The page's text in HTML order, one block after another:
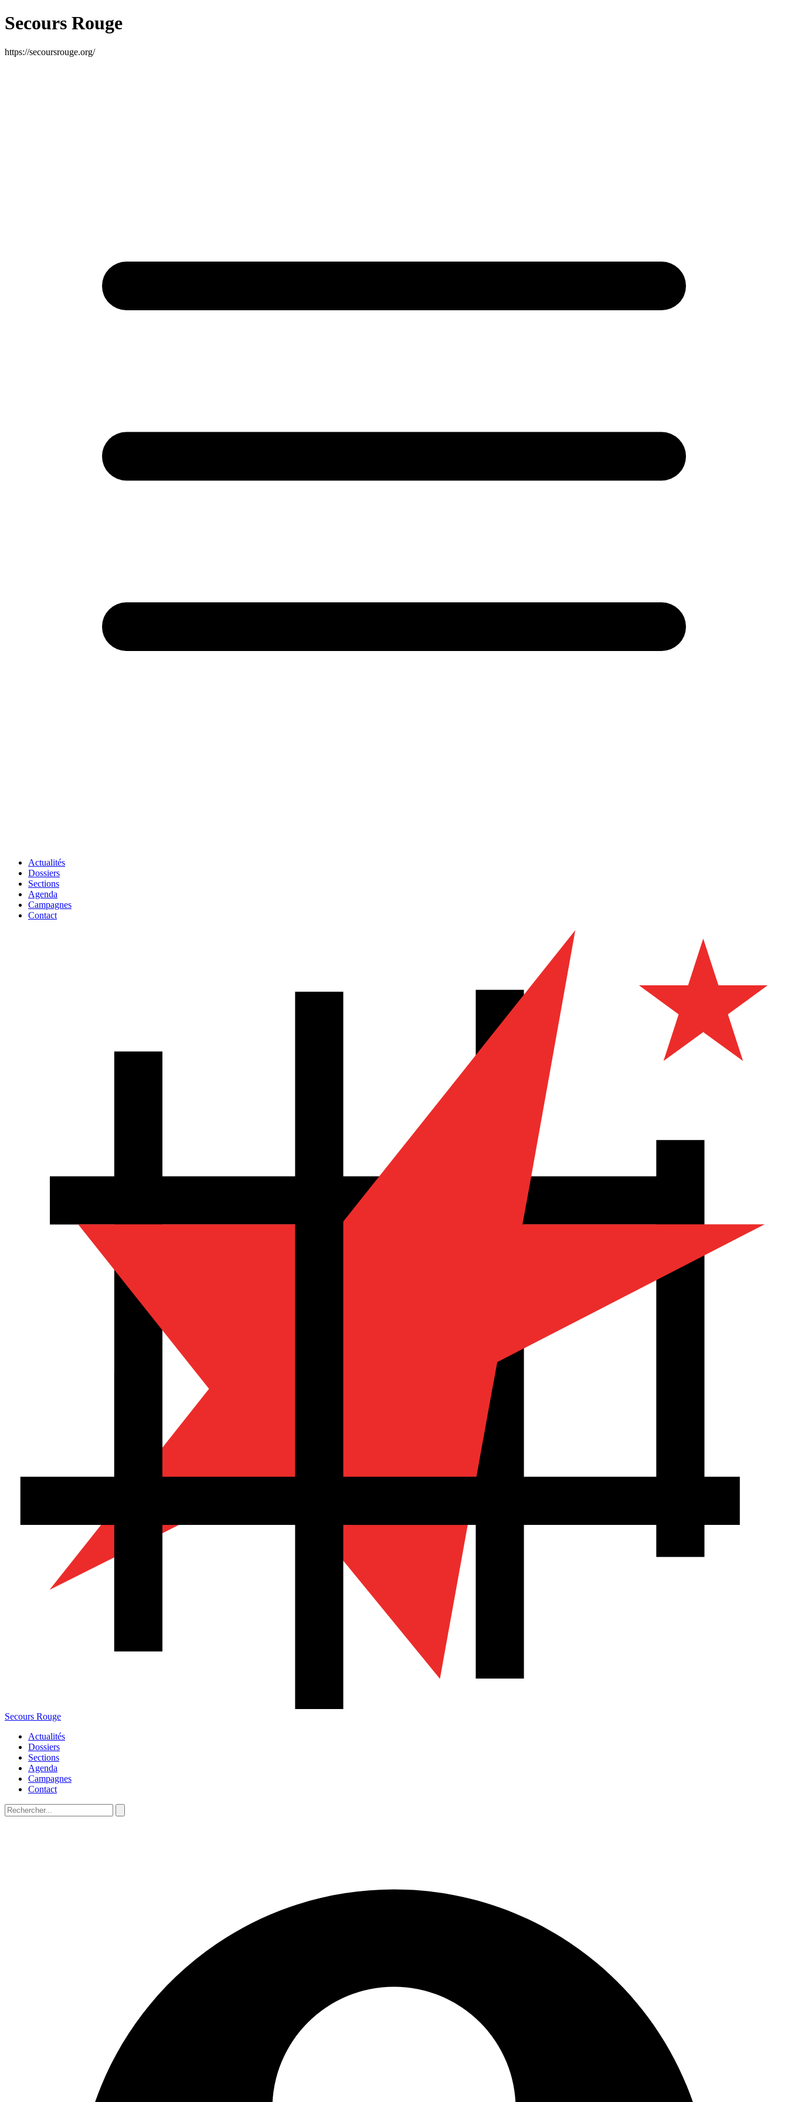
Secours Rouge
https://secoursrouge.org/
Actualités
Dossiers
Sections
Agenda
Campagnes
Contact
Secours Rouge
Actualités
Dossiers
Sections
Agenda
Campagnes
Contact